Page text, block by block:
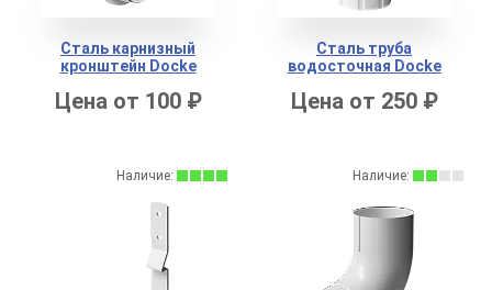
Сталь карнизный
кронштейн Docke
Цена от 100 ₽
Сталь труба
водосточная Docke
Цена от 250 ₽
Наличие: Наличие: